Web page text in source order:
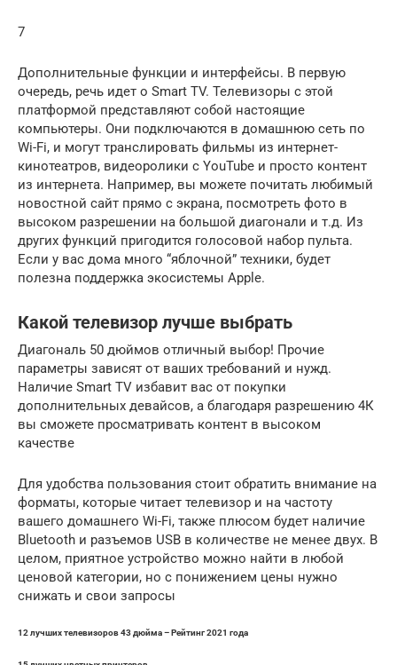
7
Дополнительные функции и интерфейсы. В первую
очередь, речь идет о Smart TV. Телевизоры с этой
платформой представляют собой настоящие
компьютеры. Они подключаются в домашнюю сеть по
Wi-Fi, и могут транслировать фильмы из интернет-
кинотеатров, видеоролики с YouTube и просто контент
из интернета. Например, вы можете почитать любимый
новостной сайт прямо с экрана, посмотреть фото в
высоком разрешении на большой диагонали и т.д. Из
других функций пригодится голосовой набор пульта.
Если у вас дома много “яблочной” техники, будет
полезна поддержка экосистемы Apple.
Какой телевизор лучше выбрать
Диагональ 50 дюймов отличный выбор! Прочие
параметры зависят от ваших требований и нужд.
Наличие Smart TV избавит вас от покупки
дополнительных девайсов, а благодаря разрешению 4К
вы сможете просматривать контент в высоком
качестве
Для удобства пользования стоит обратить внимание на
форматы, которые читает телевизор и на частоту
вашего домашнего Wi-Fi, также плюсом будет наличие
Bluetooth и разъемов USB в количестве не менее двух. В
целом, приятное устройство можно найти в любой
ценовой категории, но с понижением цены нужно
снижать и свои запросы
12 лучших телевизоров 43 дюйма – Рейтинг 2021 года